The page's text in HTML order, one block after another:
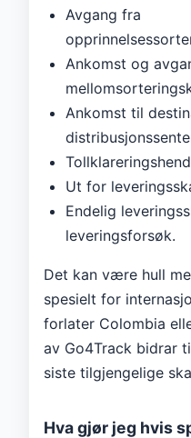
Avgang fra
Ankomst og
Ankomst til
Ut for
Endelig
leveringsforsøk.
Det kan være hull
spesielt for
forlater Colombia
av Go4Track bidrar
siste tilgjengelige
Hva gjør jeg hvis